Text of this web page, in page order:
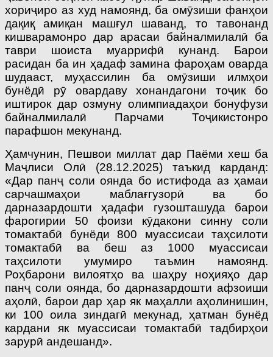
хориҷиро аз худ намоянд, ба омӯзиши фанҳои
дақиқ амиқан машғул шаванд, то тавонанд
кишварамонро дар арасаи байналмилалӣ ба
таври шоиста муаррифӣ кунанд. Барои
расидан ба ин ҳадаф замина фароҳам оварда
шудааст, муҳассилин ба омӯзиши илмҳои
бунёдӣ рӯ овардаву хонандагони тоҷик бо
иштирок дар озмуну олимпиадаҳои бонуфузи
байналмилалӣ Парчами Тоҷикистонро
парафшон мекунанд.
Ҳамчунин, Пешвои миллат дар Паёми хеш ба
Маҷлиси Олӣ (28.12.2025) таъкид карданд:
«Дар панҷ соли оянда бо истифода аз ҳамаи
сарчашмаҳои маблағгузорӣ ва бо
дарназардошти ҳадафи гузошташуда барои
фарогирии 50 фоизи кӯдакони синну соли
томактабӣ бунёди 800 муассисаи таҳсилоти
томактабӣ ва беш аз 1000 муассисаи
таҳсилоти умумиро таъмин намоянд.
Роҳбарони вилоятҳо ва шаҳру ноҳияҳо дар
панҷ соли оянда, бо дарназардошти афзоиши
аҳолӣ, барои дар ҳар як маҳалли аҳолинишин,
ки 100 оила зиндагӣ мекунад, ҳатман бунёд
кардани як муассисаи томактабӣ тадбирҳои
зарурӣ андешанд».